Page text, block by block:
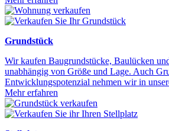
Grundstück
Wir kaufen Baugrundstücke, Baulücken
unabhängig von Größe und Lage. Auch
Entwicklungspotenzial nehmen wir in
Mehr erfahren